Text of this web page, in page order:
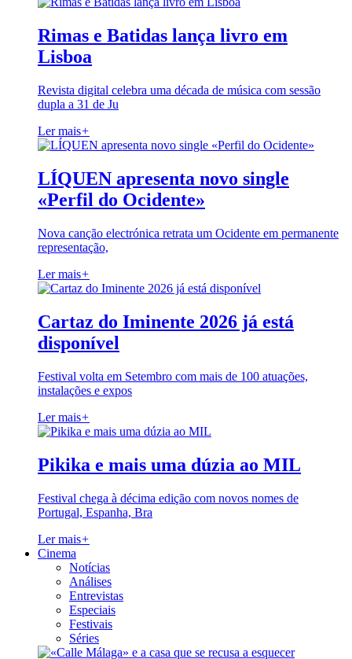
Rimas e Batidas lança livro em
Lisboa
Revista digital celebra uma década de música com sessão
dupla a 31 de Ju
Ler mais+
LÍQUEN apresenta novo single
«Perfil do Ocidente»
Nova canção electrónica retrata um Ocidente em permanente
representação,
Ler mais+
Cartaz do Iminente 2026 já está
disponível
Festival volta em Setembro com mais de 100 atuações,
instalações e expos
Ler mais+
Pikika e mais uma dúzia ao MIL
Festival chega à décima edição com novos nomes de
Portugal, Espanha, Bra
Ler mais+
Cinema
Notícias
Análises
Entrevistas
Especiais
Festivais
Séries